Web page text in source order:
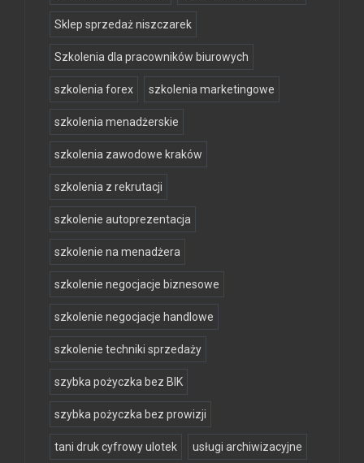
Sklep sprzedaż niszczarek
Szkolenia dla pracowników biurowych
szkolenia forex szkolenia marketingowe
szkolenia menadżerskie
szkolenia zawodowe kraków
szkolenia z rekrutacji
szkolenie autoprezentacja
szkolenie na menadżera
szkolenie negocjacje biznesowe
szkolenie negocjacje handlowe
szkolenie techniki sprzedaży
szybka pożyczka bez BIK
szybka pożyczka bez prowizji
tani druk cyfrowy ulotek usługi archiwizacyjne